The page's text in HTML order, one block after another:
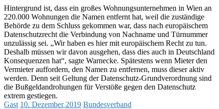
Hintergrund ist, dass ein großes Wohnungsunternehmen in Wien an
220.000 Wohnungen die Namen entfernt hat, weil die zuständige
Behörde zu dem Schluss gekommen war, dass nach europäischem
Datenschutzrecht die Verbindung von Nachname und Türnummer
unzulässig sei. „Wir haben es hier mit europäischem Recht zu tun.
Deshalb müssen wir davon ausgehen, dass dies auch in Deutschland
Konsequenzen hat“, sagte Warnecke. Spätestens wenn Mieter den
Vermieter auffordern, den Namen zu entfernen, muss dieser aktiv
werden. Denn seit Geltung der Datenschutz-Grundverordnung sind
die Bußgeldandrohungen für Verstöße gegen den Datenschutz
extrem gestiegen.
Gast 10. Dezember 2019 Bundesverband